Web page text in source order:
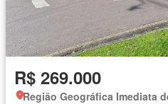
R$ 269.000